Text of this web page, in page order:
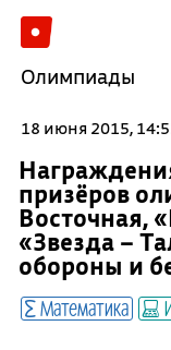
Олимпиады
18 июня 2015,
призёров
Восточная,
«Звезда –
обороны и
Математика